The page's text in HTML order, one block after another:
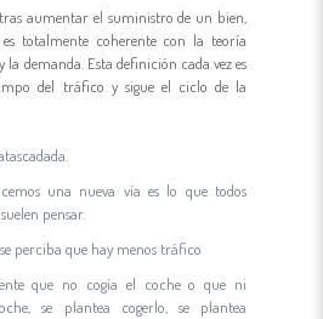
aumentar el suministro de un bien,
totalmente coherente con la teoría
demanda. Esta definición cada vez es
del tráfico y sigue el ciclo de la
una nueva vía es lo que todos
pensar.
perciba que hay menos tráfico
que no cogía el coche o que ni
se plantea cogerlo, se plantea